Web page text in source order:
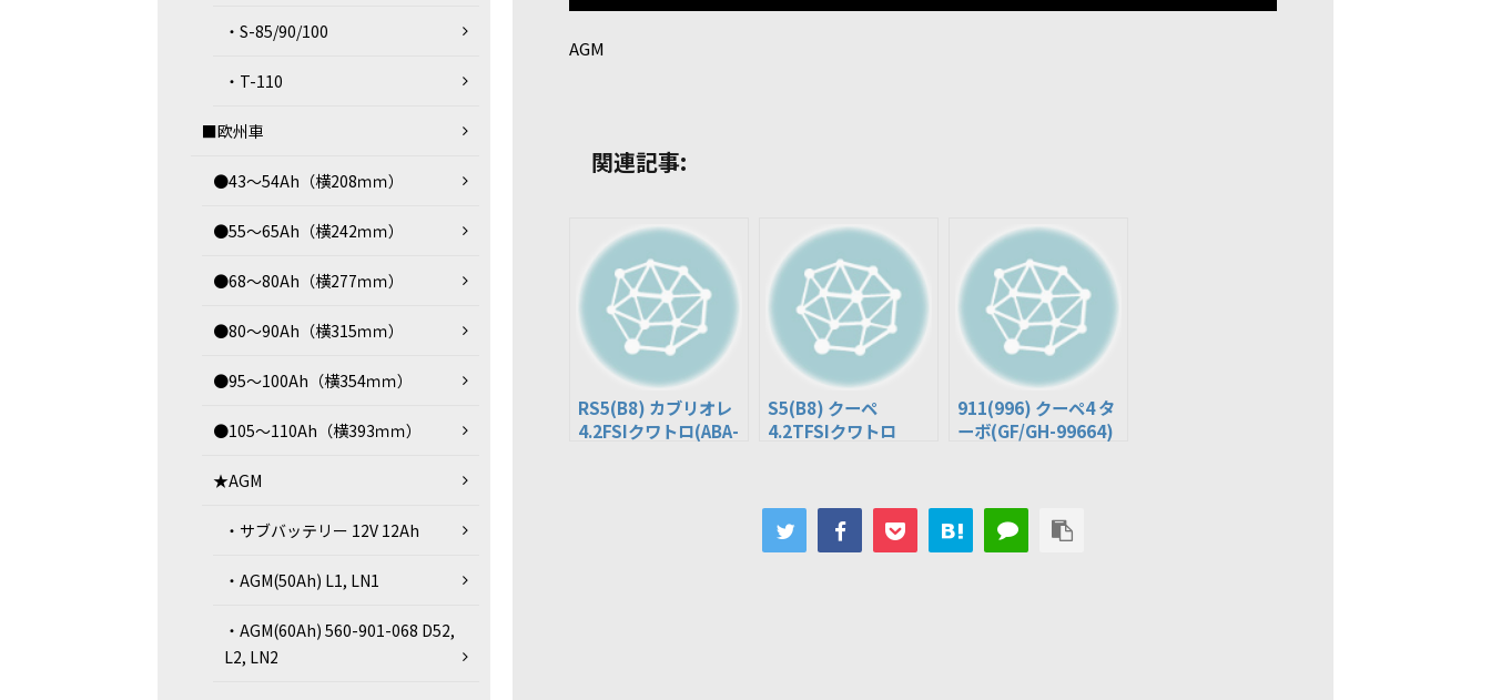
AGM
関連記事:
RS5(B8) カブリオレ
4.2FSIクワトロ(ABA-
S5(B8) クーペ
4.2TFSIクワトロ
911(996) クーペ4 タ
ーボ(GF/GH-99664)
・S-85/90/100
・T-110
■欧州車
●43～54Ah（横208ｍｍ）
●55～65Ah（横242ｍｍ）
●68～80Ah（横277ｍｍ）
●80～90Ah（横315ｍｍ）
●95～100Ah（横354ｍｍ）
●105～110Ah（横393ｍｍ）
★AGM
・サブバッテリー 12V 12Ah
・AGM(50Ah) L1, LN1
・AGM(60Ah) 560-901-068 D52,
L2, LN2